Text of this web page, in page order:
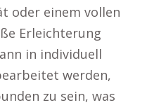
oder einem vollen
Erleichterung
in individuell
werden,
zu sein, was